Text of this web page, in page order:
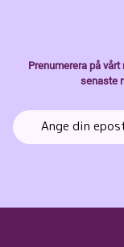
Prenumerera på
senaste